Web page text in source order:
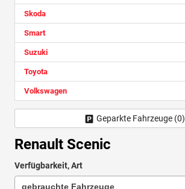
Renault Scenic
Verfügbarkeit, Art
Skoda
Smart
Suzuki
Toyota
Volkswagen
Geparkte Fahrzeuge (0)